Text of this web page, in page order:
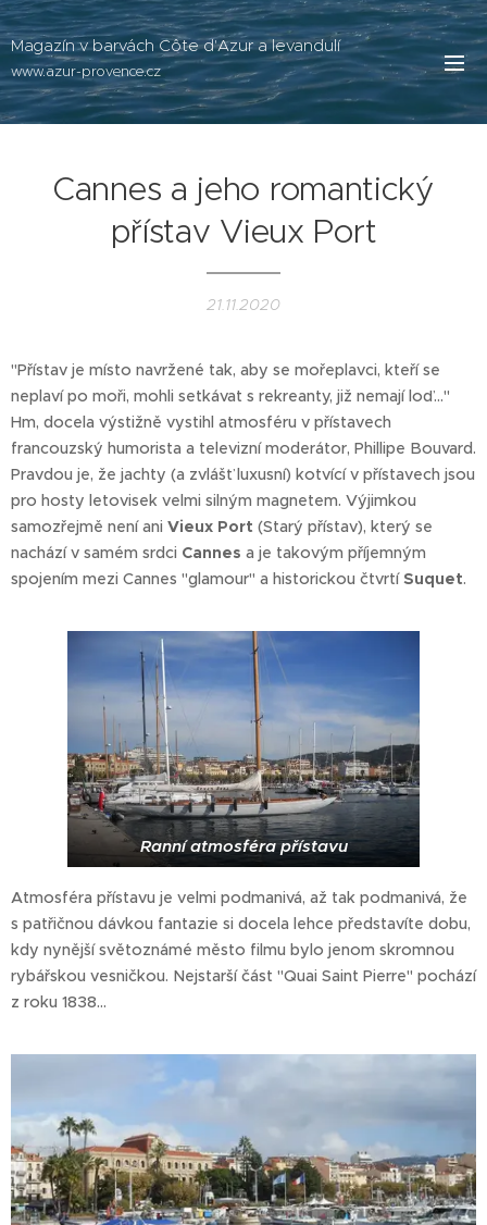
Magazín v barvách Côte d'Azur a levandulí
www.azur-provence.cz
Cannes a jeho romantický
přístav Vieux Port
21.11.2020
"Přístav je místo navržené tak, aby se mořeplavci, kteří se
neplaví po moři, mohli setkávat s rekreanty, již nemají loď..."
Hm, docela výstižně vystihl atmosféru v přístavech
francouzský humorista a televizní moderátor, Phillipe Bouvard.
Pravdou je, že jachty (a zvlášť luxusní) kotvící v přístavech jsou
pro hosty letovisek velmi silným magnetem. Výjimkou
samozřejmě není ani Vieux Port (Starý přístav), který se
nachází v samém srdci Cannes a je takovým příjemným
spojením mezi Cannes "glamour" a historickou čtvrtíSuquet.
Ranní atmosféra přístavu
Atmosféra přístavu je velmi podmanivá, až tak podmanivá, že
s patřičnou dávkou fantazie si docela lehce představíte dobu,
kdy nynější světoznámé město filmu bylo jenom skromnou
rybářskou vesničkou. Nejstarší část "Quai Saint Pierre" pochází
z roku 1838...